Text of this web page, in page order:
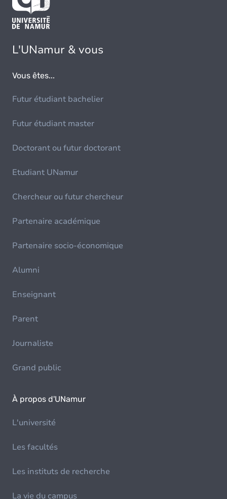
L'UNamur & vous
Vous êtes...
Futur étudiant bachelier
Futur étudiant master
Doctorant ou futur doctorant
Etudiant UNamur
Chercheur ou futur chercheur
Partenaire académique
Partenaire socio-économique
Alumni
Enseignant
Parent
Journaliste
Grand public
À propos d'UNamur
L'université
Les facultés
Les instituts de recherche
La vie du campus